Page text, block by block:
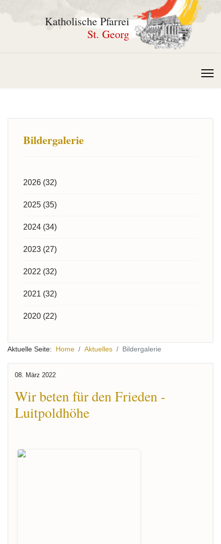
Katholische Pfarrei
St. Georg
Bildergalerie
2026 (32)
2025 (35)
2024 (34)
2023 (27)
2022 (32)
2021 (32)
2020 (22)
Aktuelle Seite: Home Aktuelles Bildergalerie
08. März 2022
Wir beten für den Frieden -
Luitpoldhöhe